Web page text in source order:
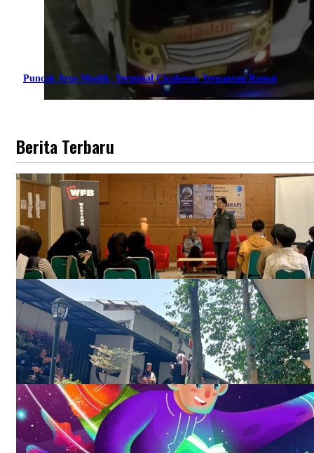
Puncak Arus Mudik, Terminal Cicaheum Terpantau Ramai
Berita Terbaru